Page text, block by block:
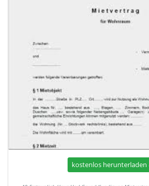
kostenlos herunterladen